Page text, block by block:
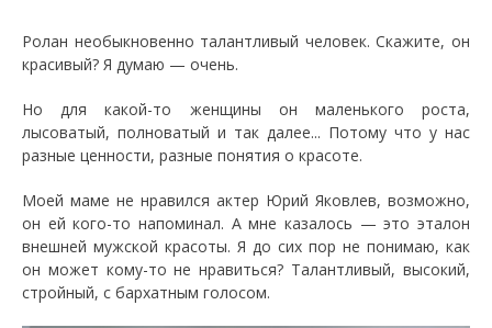
Ролан необыкновенно талантливый человек. Скажите, он
красивый? Я думаю — очень.
Но для какой-то женщины он маленького роста,
лысоватый, полноватый и так далее... Потому что у нас
разные ценности, разные понятия о красоте.
Моей маме не нравился актер Юрий Яковлев, возможно,
он ей кого-то напоминал. А мне казалось — это эталон
внешней мужской красоты. Я до сих пор не понимаю, как
он может кому-то не нравиться? Талантливый, высокий,
стройный, с бархатным голосом.